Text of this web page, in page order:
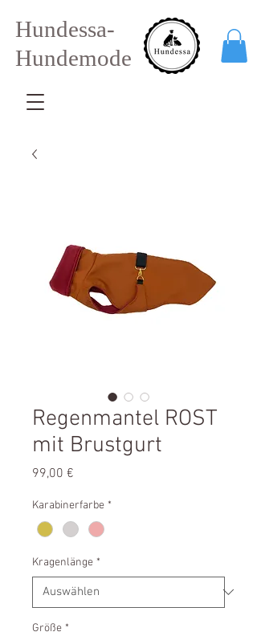
Hundessa-
Hundemode
Regenmantel ROST
mit Brustgurt
99,00 €
Karabinerfarbe *
Kragenlänge *
Größe *